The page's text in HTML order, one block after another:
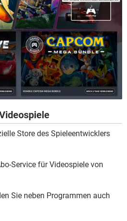
Store des Spieleentwicklers
Service für Videospiele von
Sie neben Programmen auch